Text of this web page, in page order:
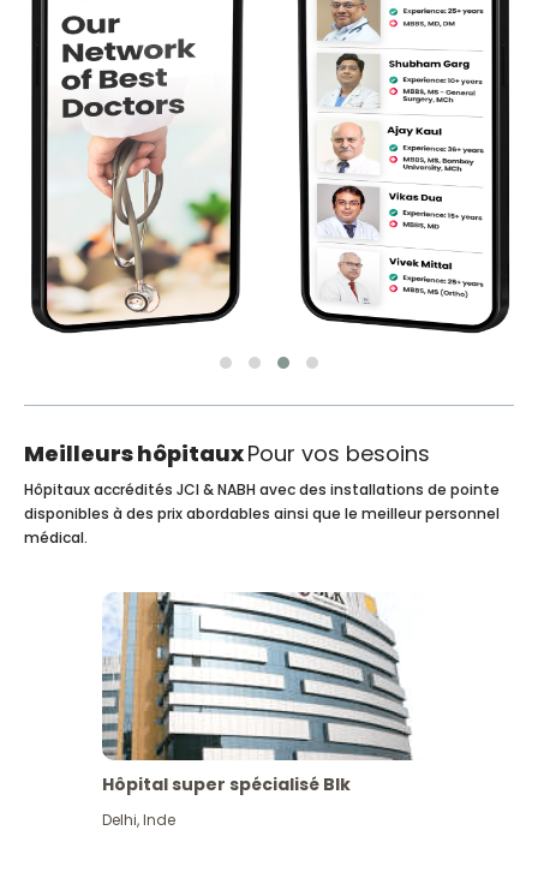
Meilleurs hôpitauxPour vos besoins
Hôpitaux accrédités JCI & NABH avec des installations de pointe
disponibles à des prix abordables ainsi que le meilleur personnel
médical.
Hôpital super spécialisé Blk
Delhi,Inde